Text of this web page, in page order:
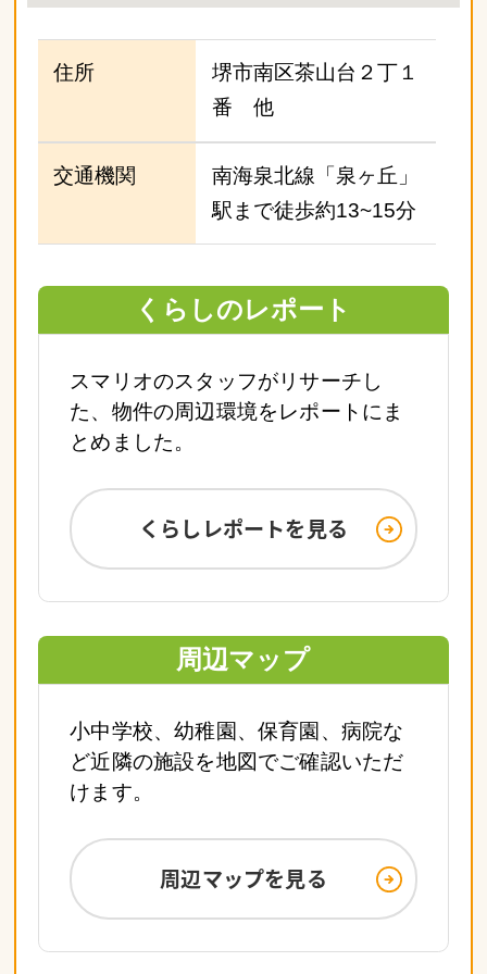
住所
堺市南区茶山台２丁１
番 他
交通機関
南海泉北線「泉ヶ丘」
駅まで徒歩約13~15分
くらしのレポート
スマリオのスタッフがリサーチし
た、物件の周辺環境をレポートにま
とめました。
くらしレポートを見る
周辺マップ
小中学校、幼稚園、保育園、病院な
ど近隣の施設を地図でご確認いただ
けます。
周辺マップを見る